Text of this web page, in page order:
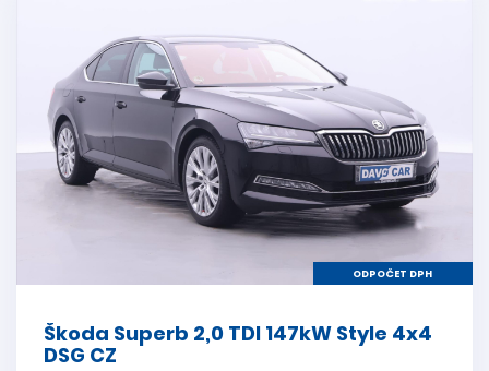
ODPOČET DPH
Škoda Superb 2,0 TDI 147kW Style 4x4
DSG CZ